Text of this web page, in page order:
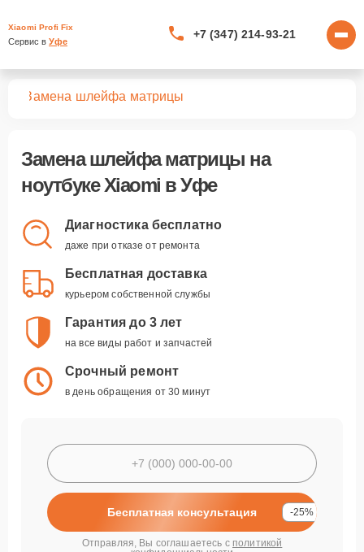
Xiaomi Profi Fix
Сервис в Уфе
+7 (347) 214-93-21
Замена шлейфа матрицы
Замена шлейфа матрицы на
ноутбуке Xiaomi в Уфе
Диагностика бесплатно
даже при отказе от ремонта
Бесплатная доставка
курьером собственной службы
Гарантия до 3 лет
на все виды работ и запчастей
Срочный ремонт
в день обращения от 30 минут
Бесплатная консультация -25%
Отправляя, Вы соглашаетесь с политикой